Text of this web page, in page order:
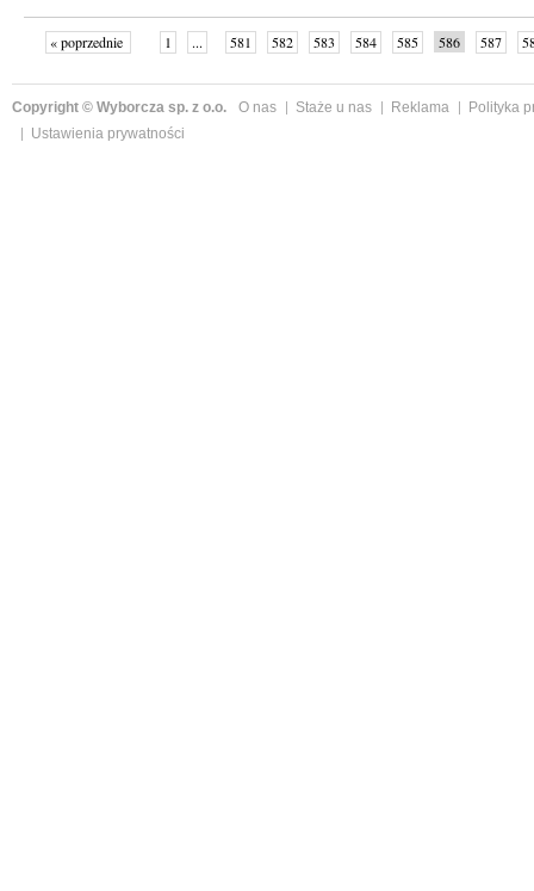
« poprzednie 1 ... 581 582 583 584 585 586 587
Copyright © Wyborcza sp. z o.o. O nas Staże u nas Reklama
Polityka
Ustawienia prywatności